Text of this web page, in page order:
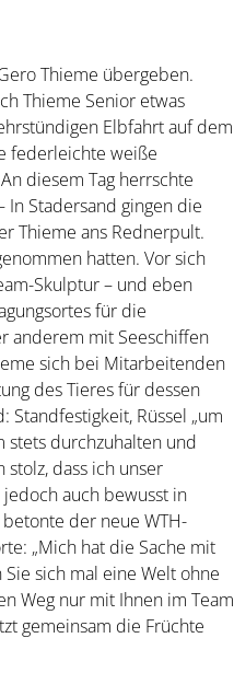
Thieme übergeben.
Thieme Senior etwas
Elbfahrt auf dem
federleichte weiße
diesem Tag herrschte
In Stadersand gingen die
Thieme ans Rednerpult.
hatten. Vor sich
Skulptur – und eben
für die
anderem mit Seeschiffen
sich bei Mitarbeitenden
des Tieres für dessen
Rüssel „um
stets durchzuhalten und
dass ich unser
auch bewusst in
der neue WTH-
„Mich hat die Sache mit
sich mal eine Welt ohne
Weg nur mit Ihnen im Team
gemeinsam die Früchte